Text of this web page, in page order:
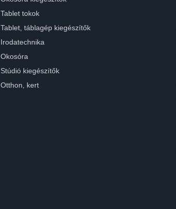
Tablet tokok
Tablet, táblagép kiegészítők
Irodatechnika
Okosóra
Stúdió kiegészítők
Otthon, kert